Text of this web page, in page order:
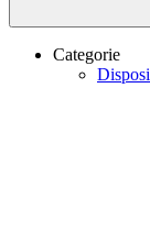
Categorie